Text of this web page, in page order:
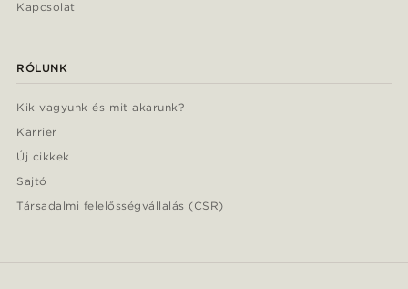
Kapcsolat
RÓLUNK
Kik vagyunk és mit akarunk?
Karrier
Új cikkek
Sajtó
Társadalmi felelősségvállalás (CSR)